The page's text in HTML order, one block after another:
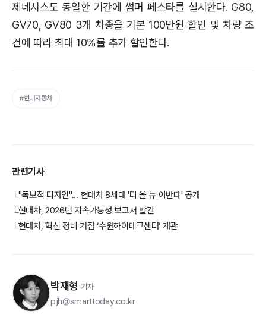
제네시스도 동일한 기간에 썸머 페스타를 실시한다. G80,
GV70, GV80 3개 차종을 기본 100만원 할인 및 차량 조
건에 따라 최대 10%를 추가 할인한다.
#현대자동차
관련기사
└"독보적 디자인"... 현대차 8세대 '디 올 뉴 아반떼' 공개
└현대차, 2026년 지속가능성 보고서 발간
└현대차, 혁신 정비 거점 ‘수원하이테크센터’ 개관
박재형 기자
pjh@smarttoday.co.kr